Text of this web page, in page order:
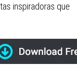
inspiradoras que